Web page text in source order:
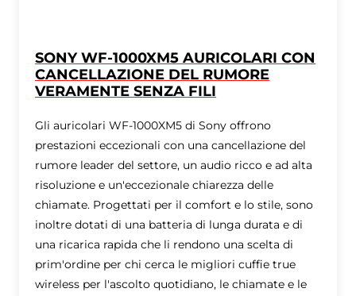
SONY WF-1000XM5 AURICOLARI CON
CANCELLAZIONE DEL RUMORE
VERAMENTE SENZA FILI
Gli auricolari WF-1000XM5 di Sony offrono
prestazioni eccezionali con una cancellazione del
rumore leader del settore, un audio ricco e ad alta
risoluzione e un'eccezionale chiarezza delle
chiamate. Progettati per il comfort e lo stile, sono
inoltre dotati di una batteria di lunga durata e di
una ricarica rapida che li rendono una scelta di
prim'ordine per chi cerca le migliori cuffie true
wireless per l'ascolto quotidiano, le chiamate e le